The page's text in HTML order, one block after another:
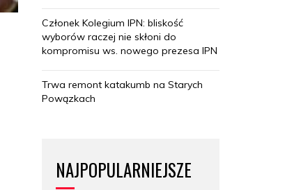
Członek Kolegium IPN: bliskość
wyborów raczej nie skłoni do
kompromisu ws. nowego prezesa IPN
Trwa remont katakumb na Starych
Powązkach
NAJPOPULARNIEJSZE